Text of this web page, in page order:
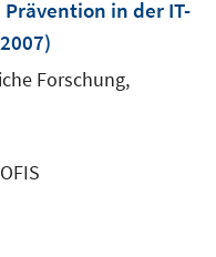
in der IT-
Forschung,